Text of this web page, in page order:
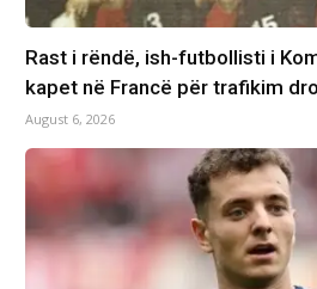
Rast i rëndë, ish-futbollisti i
kapet në Francë për trafikim
August 6, 2026